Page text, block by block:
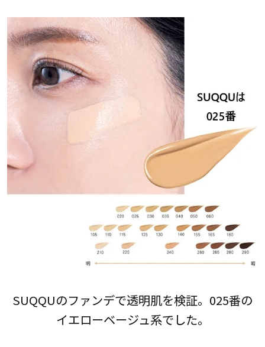
SUQQUのファンデで透明肌を検証。025番の
イエローベージュ系でした。